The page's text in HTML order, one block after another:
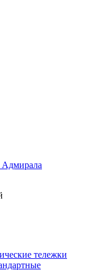
Адмирала
тележки